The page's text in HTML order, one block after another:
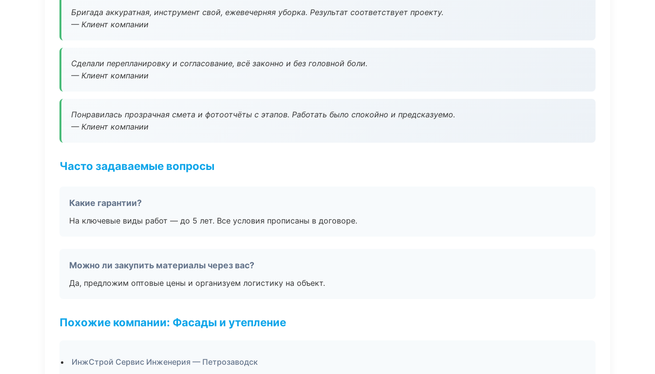
Бригада аккуратная, инструмент свой, ежевечерняя уборка. Результат соответствует проекту.
— Клиент компании
Сделали перепланировку и согласование, всё законно и без головной боли.
— Клиент компании
Понравилась прозрачная смета и фотоотчёты с этапов. Работать было спокойно и предсказуемо.
— Клиент компании
Часто задаваемые вопросы
Какие гарантии?
На ключевые виды работ — до 5 лет. Все условия прописаны в договоре.
Можно ли закупить материалы через вас?
Да, предложим оптовые цены и организуем логистику на объект.
Похожие компании: Фасады и утепление
ИнжСтрой Сервис Инженерия — Петрозаводск